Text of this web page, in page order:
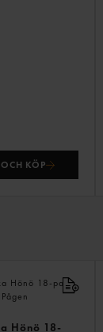
KÖP
Hönö 18-